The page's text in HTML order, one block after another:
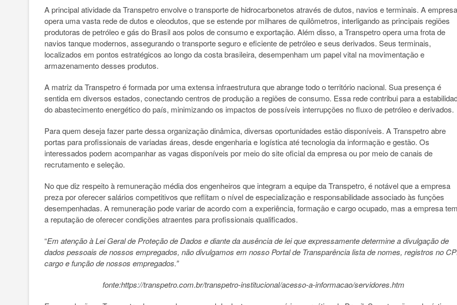
A principal atividade da Transpetro envolve o transporte de hidrocarbonetos através de dutos, navios e terminais. A empresa
opera uma vasta rede de dutos e oleodutos, que se estende por milhares de quilômetros, interligando as principais regiões
produtoras de petróleo e gás do Brasil aos polos de consumo e exportação. Além disso, a Transpetro opera uma frota de
navios tanque modernos, assegurando o transporte seguro e eficiente de petróleo e seus derivados. Seus terminais,
localizados em pontos estratégicos ao longo da costa brasileira, desempenham um papel vital na movimentação e
armazenamento desses produtos.
A matriz da Transpetro é formada por uma extensa infraestrutura que abrange todo o território nacional. Sua presença é
sentida em diversos estados, conectando centros de produção a regiões de consumo. Essa rede contribui para a
do abastecimento energético do país, minimizando os impactos de possíveis interrupções no fluxo de petróleo e derivados.
Para quem deseja fazer parte dessa organização dinâmica, diversas oportunidades estão disponíveis. A Transpetro abre
portas para profissionais de variadas áreas, desde engenharia e logística até tecnologia da informação e gestão. Os
interessados podem acompanhar as vagas disponíveis por meio do site oficial da empresa ou por meio de canais de
recrutamento e seleção.
No que diz respeito à remuneração média dos engenheiros que integram a equipe da Transpetro, é notável que a empresa
preza por oferecer salários competitivos que reflitam o nível de especialização e responsabilidade associado às funções
desempenhadas. A remuneração pode variar de acordo com a experiência, formação e cargo ocupado, mas a empresa tem
a reputação de oferecer condições atraentes para profissionais qualificados.
“Em atenção à Lei Geral de Proteção de Dados e diante da ausência de lei que expressamente determine a divulgação de
dados pessoais de nossos empregados, não divulgamos em nosso Portal de Transparência lista de nomes, registros no
cargo e função de nossos empregados.”
fonte:https://transpetro.com.br/transpetro-institucional/acesso-a-informacao/servidores.htm